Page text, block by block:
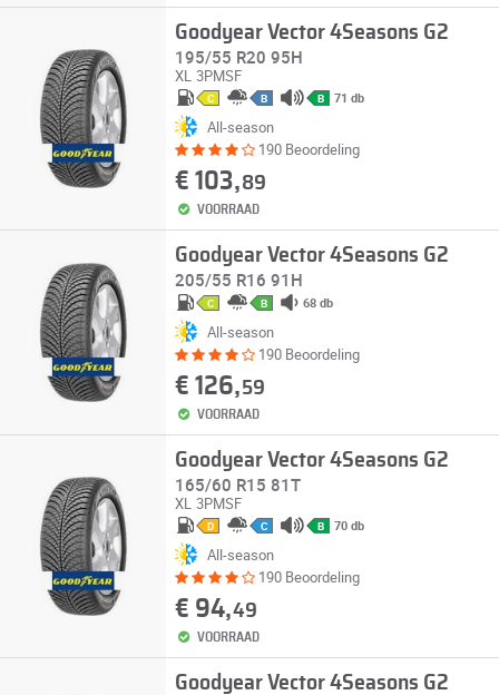
Goodyear Vector 4Seasons G2
195/55 R20 95H
XL 3PMSF
C B B 71 db
All-season
190 Beoordeling
€ 103,89
VOORRAAD
Goodyear Vector 4Seasons G2
205/55 R16 91H
C B 68 db
All-season
190 Beoordeling
€ 126,59
VOORRAAD
Goodyear Vector 4Seasons G2
165/60 R15 81T
XL 3PMSF
D C B 70 db
All-season
190 Beoordeling
€ 94,49
VOORRAAD
Goodyear Vector 4Seasons G2